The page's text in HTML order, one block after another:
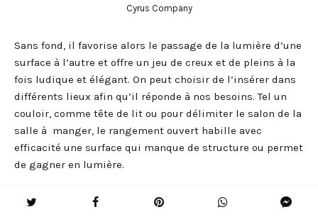
Cyrus Company
Sans fond, il favorise alors le passage de la lumière d’une
surface à l’autre et offre un jeu de creux et de pleins à la
fois ludique et élégant. On peut choisir de l’insérer dans
différents lieux afin qu’il réponde à nos besoins. Tel un
couloir, comme tête de lit ou pour délimiter le salon de la
salle à manger, le rangement ouvert habille avec
efficacité une surface qui manque de structure ou permet
de gagner en lumière.